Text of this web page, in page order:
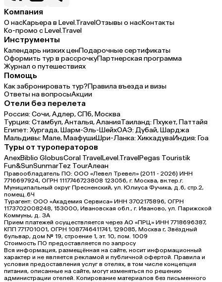
Компания
О насКарьера в Level.TravelОтзывы о насКонтакты
Ко-промо с Level.Travel
Инструменты
Календарь низких ценПодарочные сертификаты
Оформить тур в рассрочкуПартнерская программа
Журнал о путешествиях
Помощь
Как забронировать тур?Правила въезда и визы
Ответы на вопросыАкции
Отели без перелета
Россия:Сочи,Адлер,СПб,Москва
Турция:Стамбул,Анталья,АланияТаиланд:Пхукет,Паттайя
Египет:Хургада,Шарм-Эль-ШейхОАЭ:Дубай,Шарджа
Мальдивы:Мале,МаафушиШри-Ланка:ХиккадуваИндия:Гоа
Туры от туроператоров
AnexBiblio GlobusCoral TravelLevel.TravelPegas Touristik
Fun&SunSunmarTez TourАлеан
Правообладатель ПО: ООО «Левел Тревел» (2011 - 2026) ИНН
7716697924, ОГРН 1117746723808 123056, г. Москва, вн.тер.г.
Муниципальный округ Пресненский, ул. Юлиуса Фучика, д.6, стр.2,
помещ.6Ч
Турагент: ООО «Академия Сервиса» ИНН 3702175896, ОГРН
1173702008248, 153000, Ивановская обл., г. Иваново, ул. Парижской
Коммуны, д. ЗА
Прием платежей осуществляется через АО «ПРЦ» ИНН 7718696387,
КПП 771701001, ОГРН 1087746411741, 129085, Москва г, Звёздный
бульвар, дом № 19, строение 1, эт. 10, пом. 1009
Стоимость ПО предоставляется по запросу
Вся информация, размещённая на сайте, носит информационный
характер и не является рекламой и публичной офертой. Правила и
условия предоставления услуг в отелях, в том числе концепция
питания, описанные на сайте, могут изменяться по решению
администрации отелей. Копирование материалов без письменного